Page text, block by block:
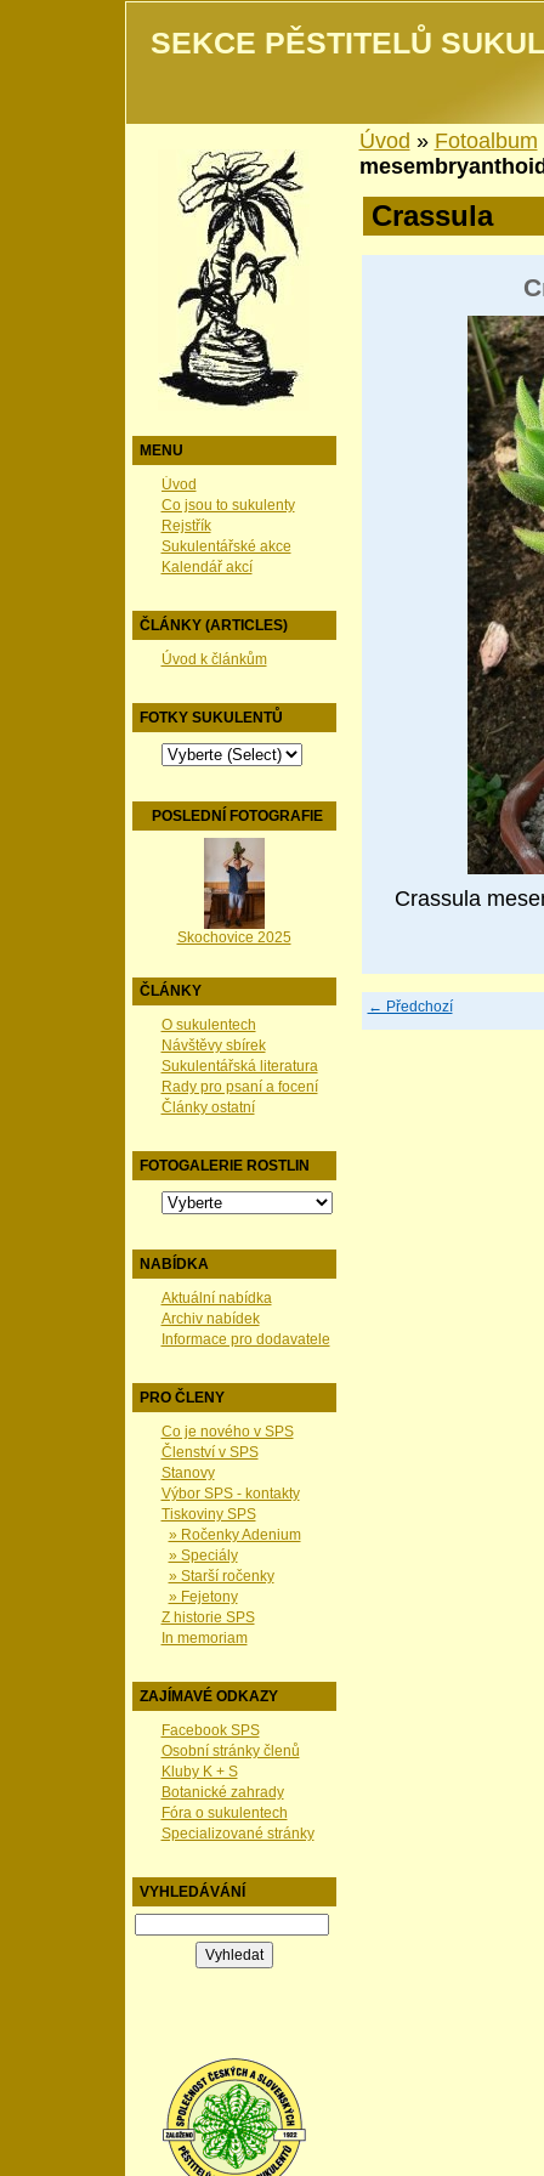
SEKCE PĚSTITELŮ
MENU
Úvod
Co jsou to sukulenty
Rejstřík
Sukulentářské akce
Kalendář akcí
ČLÁNKY (ARTICLES)
Úvod k článkům
FOTKY SUKULENTŮ
POSLEDNÍ FOTOGRAFIE
Skochovice 2025
ČLÁNKY
O sukulentech
Návštěvy sbírek
Sukulentářská literatura
Rady pro psaní a focení
Články ostatní
FOTOGALERIE ROSTLIN
NABÍDKA
Aktuální nabídka
Archiv nabídek
Informace pro dodavatele
PRO ČLENY
Co je nového v SPS
Členství v SPS
Stanovy
Výbor SPS - kontakty
Tiskoviny SPS
» Ročenky Adenium
» Speciály
» Starší ročenky
» Fejetony
Z historie SPS
In memoriam
ZAJÍMAVÉ ODKAZY
Facebook SPS
Osobní stránky členů
Kluby K + S
Botanické zahrady
Fóra o sukulentech
Specializované stránky
VYHLEDÁVÁNÍ
Úvod » Fotoalbum
Crassula
Crassula
← Předchozí